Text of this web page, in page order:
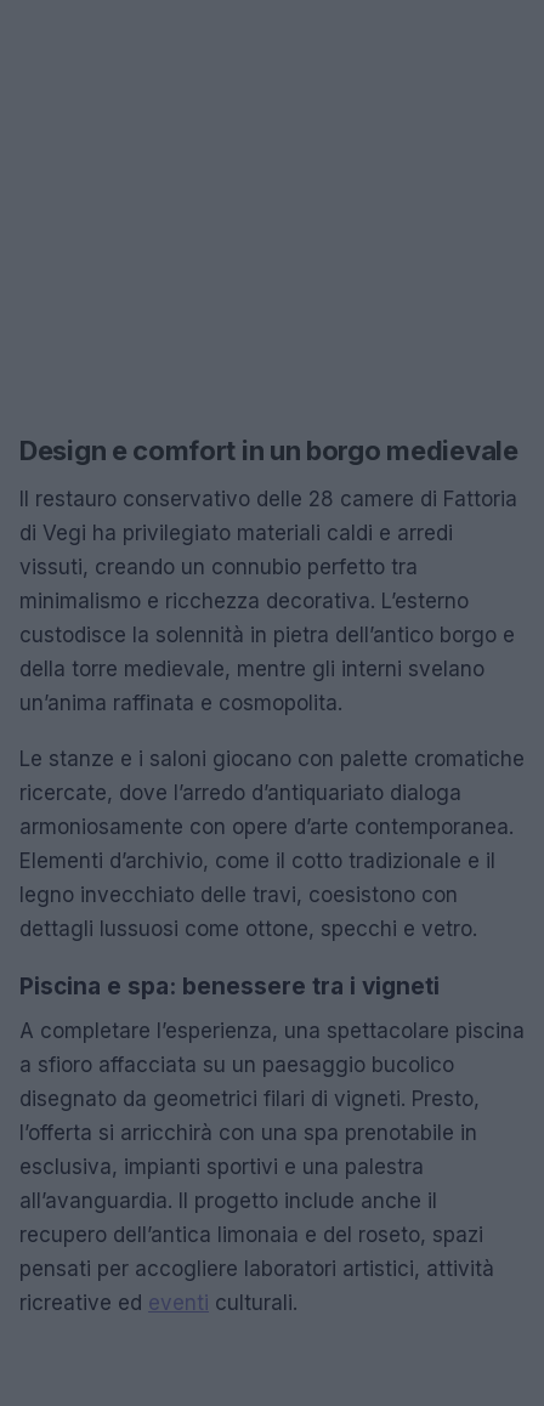
Design e comfort in un borgo medievale
Il restauro conservativo delle 28 camere di Fattoria
di Vegi ha privilegiato materiali caldi e arredi
vissuti, creando un connubio perfetto tra
minimalismo e ricchezza decorativa. L’esterno
custodisce la solennità in pietra dell’antico borgo e
della torre medievale, mentre gli interni svelano
un’anima raffinata e cosmopolita.
Le stanze e i saloni giocano con palette cromatiche
ricercate, dove l’arredo d’antiquariato dialoga
armoniosamente con opere d’arte contemporanea.
Elementi d’archivio, come il cotto tradizionale e il
legno invecchiato delle travi, coesistono con
dettagli lussuosi come ottone, specchi e vetro.
Piscina e spa: benessere tra i vigneti
A completare l’esperienza, una spettacolare piscina
a sfioro affacciata su un paesaggio bucolico
disegnato da geometrici filari di vigneti. Presto,
l’offerta si arricchirà con una spa prenotabile in
esclusiva, impianti sportivi e una palestra
all’avanguardia. Il progetto include anche il
recupero dell’antica limonaia e del roseto, spazi
pensati per accogliere laboratori artistici, attività
ricreative ed eventi culturali.